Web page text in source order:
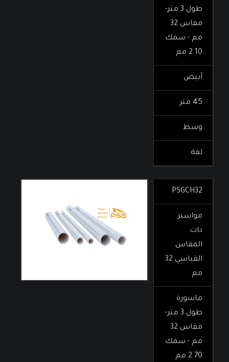
طول 3 متر-
مقاس 32
مم - سمك
2.10 مم
أبيض
45 متر
وسط
لفة
PSGCH32
مواسير
ذات
المقاس
القياسي 32
مم
ماسورة
طول 3 متر-
مقاس 32
مم - سمك
2.70 مم